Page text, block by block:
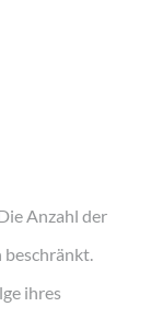
Anzahl der
beschränkt.
ihres